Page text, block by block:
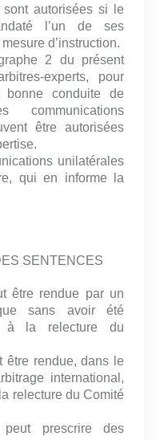
autorisées si le
l’un de ses
d’instruction.
2 du présent
experts, pour
conduite de
communications
être autorisées
unilatérales
qui en informe la
SENTENCES
être rendue par un
sans avoir été
à la relecture du
être rendue, dans le
international,
relecture du Comité
peut prescrire des